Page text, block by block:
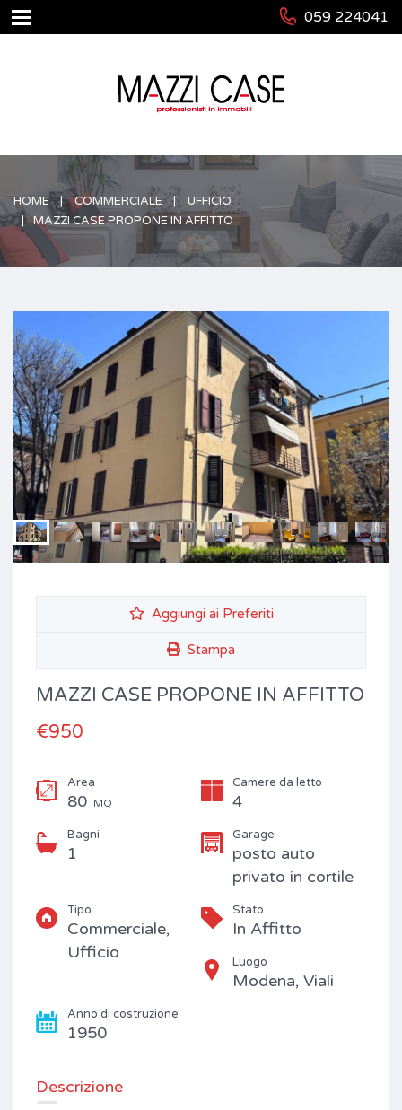
059 224041
HOME COMMERCIALE
UFFICIO
MAZZI CASE PROPONE IN AFFITTO
Aggiungi ai Preferiti
Stampa
MAZZI CASE PROPONE IN AFFITTO
€950
Area
80 MQ
Camere da letto
4
Bagni
1
Garage
posto auto
privato in cortile
Tipo
Commerciale,
Ufficio
Stato
In Affitto
Luogo
Modena, Viali
Anno di costruzione
1950
Descrizione